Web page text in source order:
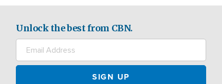
Unlock the best from CBN.